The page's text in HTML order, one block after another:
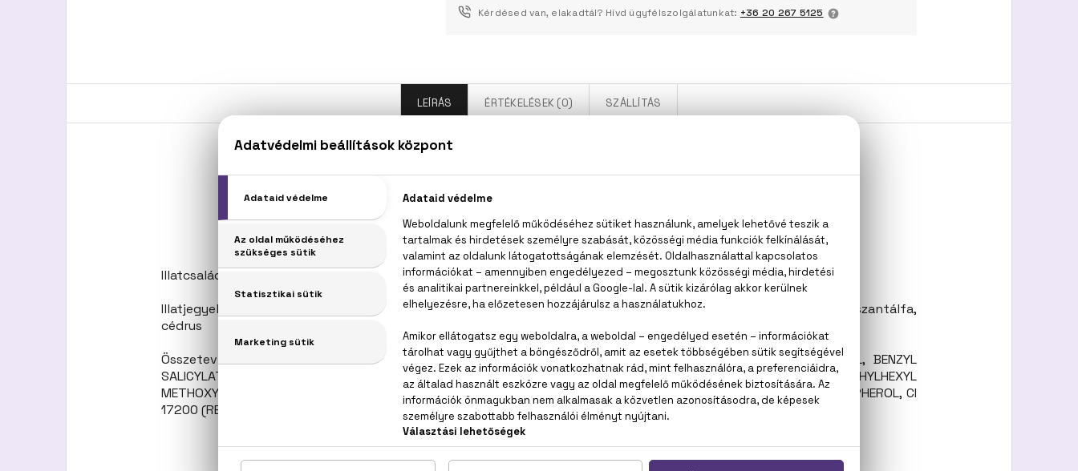
Kérdésed van, elakadtál? Hívd ügyfélszolgálatunkat: +36 20 267 5125
LEÍRÁS ÉRTÉKELÉSEK (0) SZÁLLÍTÁS
Illatcsalád: Virágos-gyümölcsös
Illatjegyek: Citrom, körte, barackvirág, jázmin, gyöngyvirág, narancsvirág, gyapotvirág, rózsa, pézsma, vanília, szantálfa,
cédrus
Összetevők: ALCOHOL DENAT. (SD ALCOHOL 40-B), AQUA (WATER), PARFUM (FRAGRANCE), ALPHA-ISOMETHYL, BENZYL
SALICYLATE, HEXYL CINNAMAL, LIMONENE, GERANIOL, HYDROXYCITRONELLAL, LINALOOL, CITRAL, CITRIC ACID, ETHYLHEXYL
METHOXYCINNAMATE, ETHYLHEXYL SALICYLATE, BUTYL METHOXYDIBENZOYLMETHANE, BENTYL ALCOHOL, BHT, TOCOPHEROL, CI
17200 (RED 33), CI 60730 (EXT VIOLET 2)